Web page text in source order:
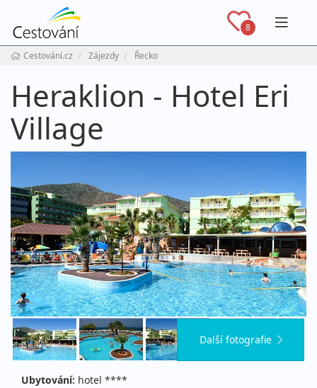
8
Cestování.cz Zájezdy Řecko
Heraklion - Hotel Eri
Village
Další fotografie
Ubytování: hotel ****